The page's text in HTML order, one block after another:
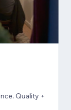
Quality +